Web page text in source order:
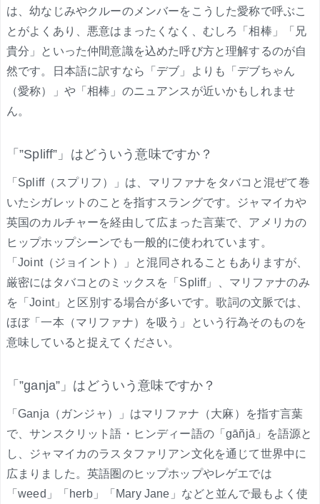
は、幼なじみやクルーのメンバーをこうした愛称で呼ぶこ
とがよくあり、悪意はまったくなく、むしろ「相棒」「兄
貴分」といった仲間意識を込めた呼び方と理解するのが自
然です。日本語に訳すなら「デブ」よりも「デブちゃん
（愛称）」や「相棒」のニュアンスが近いかもしれませ
ん。
「”Spliff”」はどういう意味ですか？
「Spliff（スプリフ）」は、マリファナをタバコと混ぜて巻
いたシガレットのことを指すスラングです。ジャマイカや
英国のカルチャーを経由して広まった言葉で、アメリカの
ヒップホップシーンでも一般的に使われています。
「Joint（ジョイント）」と混同されることもありますが、
厳密にはタバコとのミックスを「Spliff」、マリファナのみ
を「Joint」と区別する場合が多いです。歌詞の文脈では、
ほぼ「一本（マリファナ）を吸う」という行為そのものを
意味していると捉えてください。
「”ganja”」はどういう意味ですか？
「Ganja（ガンジャ）」はマリファナ（大麻）を指す言葉
で、サンスクリット語・ヒンディー語の「gāñjā」を語源と
し、ジャマイカのラスタファリアン文化を通じて世界中に
広まりました。英語圏のヒップホップやレゲエでは
「weed」「herb」「Mary Jane」などと並んで最もよく使